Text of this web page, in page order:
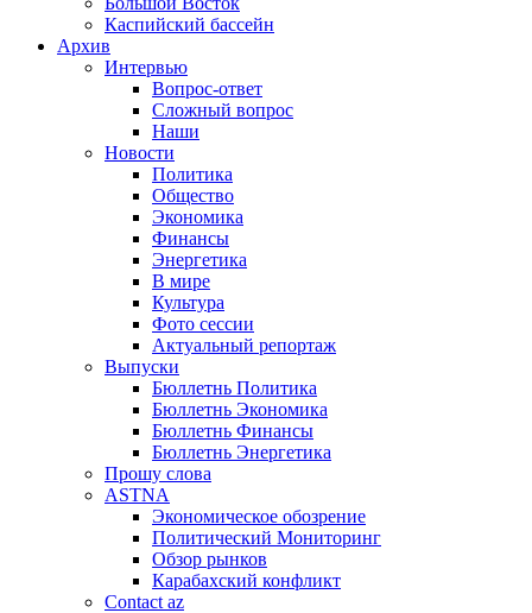
Каспийский бассейн
Архив
Интервью
Вопрос-ответ
Сложный вопрос
Наши
Новости
Политика
Общество
Экономика
Финансы
Энергетика
В мире
Культура
Фото сессии
Актуальный репортаж
Выпуски
Бюллетнь Политика
Бюллетнь Экономика
Бюллетнь Финансы
Бюллетнь Энергетика
Прошу слова
ASTNA
Экономическое обозрение
Политический Мониторинг
Обзор рынков
Карабахский конфликт
Contact az